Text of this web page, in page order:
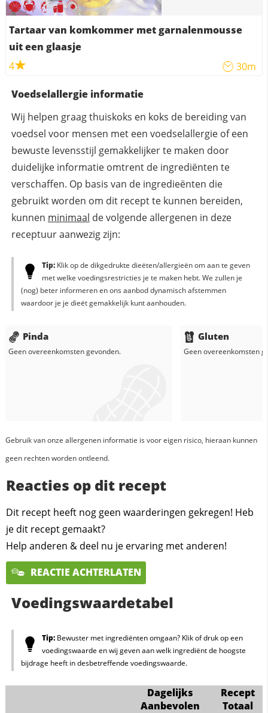
Tartaar van komkommer met garnalenmousse
uit een glaasje
4
30m
Voedselallergie informatie
Wij helpen graag thuiskoks en koks de bereiding van
voedsel voor mensen met een voedselallergie of een
bewuste levensstijl gemakkelijker te maken door
duidelijke informatie omtrent de ingrediënten te
verschaffen. Op basis van de ingredieënten die
gebruikt worden om dit recept te kunnen bereiden,
kunnen minimaal de volgende allergenen in deze
receptuur aanwezig zijn:
Tip:Klik op de dikgedrukte dieëten/allergieën om aan te geven
met welke voedingsrestricties je te maken hebt. We zullen je
(nog) beter informeren en ons aanbod dynamisch afstemmen
waardoor je je dieët gemakkelijk kunt aanhouden.
Pinda
Geen overeenkomsten gevonden.
Gluten
Geen overeenkomsten
Gebruik van onze allergenen informatie is voor eigen risico, hieraan kunnen
geen rechten worden ontleend.
Reacties op dit recept
Dit recept heeft nog geen waarderingen gekregen! Heb
je dit recept gemaakt?
Help anderen & deel nu je ervaring met anderen!
REACTIE ACHTERLATEN
Voedingswaardetabel
Tip:Bewuster met ingrediënten omgaan? Klik of druk op een
voedingswaarde en wij geven aan welk ingrediënt de hoogste
bijdrage heeft in desbetreffende voedingswaarde.
Dagelijks
Aanbevolen
Recept
Totaal